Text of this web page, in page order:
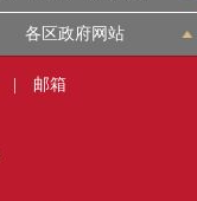
各区政府网站
邮箱